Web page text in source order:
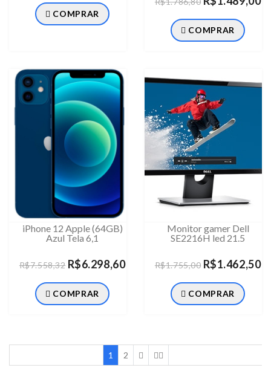
COMPRAR
COMPRAR
iPhone 12 Apple (64GB)
Azul Tela 6,1
R$7.558,32 R$6.298,60
COMPRAR
Monitor gamer Dell
SE2216H led 21.5
R$1.755,00 R$1.462,50
COMPRAR
1 2 Prox.